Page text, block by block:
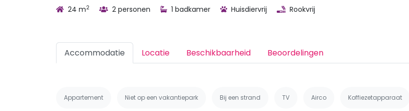
24 m2 2 personen 1 badkamer Huisdiervrij Rookvrij
Accommodatie Locatie Beschikbaarheid Beoordelingen
Appartement Niet op een vakantiepark Bij een strand TV Airco Koffiezetapparaat